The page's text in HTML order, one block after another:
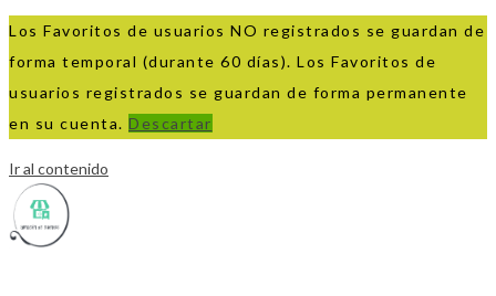
Los Favoritos de usuarios NO registrados se guardan de
forma temporal (durante 60 días). Los Favoritos de
usuarios registrados se guardan de forma permanente
en su cuenta. Descartar
Ir al contenido